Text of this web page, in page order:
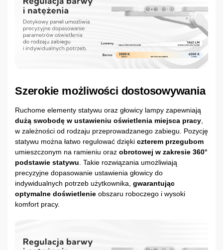
Szerokie możliwości dostosowywania
Ruchome elementy statywu oraz głowicy lampy zapewniają
dużą swobodę w ustawieniu oświetlenia miejsca pracy,
w zależności od rodzaju przeprowadzanego zabiegu. Pozycję
statywu można łatwo regulować dzięki czterem przegubom
umieszczonym na ramieniu oraz obrotowej w zakresie 360°
podstawie statywu. Takie rozwiązania umożliwiają
precyzyjne dopasowanie ustawienia głowicy do
indywidualnych potrzeb użytkownika, gwarantując
optymalne doświetlenie obszaru roboczego i wysoki
komfort pracy.